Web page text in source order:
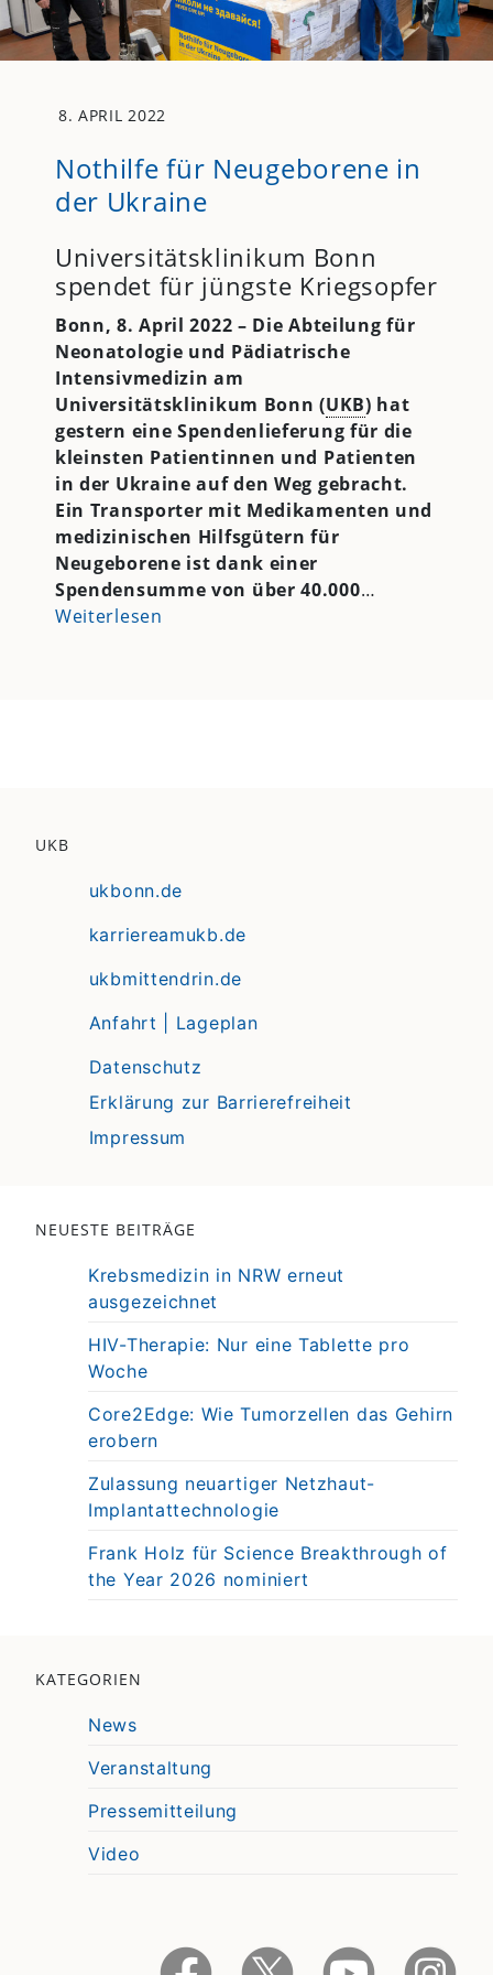
8. APRIL 2022
Nothilfe für Neugeborene in
der Ukraine
Universitätsklinikum Bonn
spendet für jüngste Kriegsopfer
Bonn, 8. April 2022 – Die Abteilung für
Neonatologie und Pädiatrische
Intensivmedizin am
Universitätsklinikum Bonn (UKB) hat
gestern eine Spendenlieferung für die
kleinsten Patientinnen und Patienten
in der Ukraine auf den Weg gebracht.
Ein Transporter mit Medikamenten und
medizinischen Hilfsgütern für
Neugeborene ist dank einer
Spendensumme von über 40.000…
Weiterlesen
UKB
ukbonn.de
karriereamukb.de
ukbmittendrin.de
Anfahrt | Lageplan
Datenschutz
Erklärung zur Barrierefreiheit
Impressum
NEUESTE BEITRÄGE
Krebsmedizin in NRW erneut
ausgezeichnet
HIV-Therapie: Nur eine Tablette pro
Woche
Core2Edge: Wie Tumorzellen das Gehirn
erobern
Zulassung neuartiger Netzhaut-
Implantattechnologie
Frank Holz für Science Breakthrough of
the Year 2026 nominiert
KATEGORIEN
News
Veranstaltung
Pressemitteilung
Video